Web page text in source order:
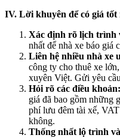
IV. Lời khuyên để có giá
Xác định rõ lịch trình
nhất để nhà xe báo giá
Liên hệ nhiều nhà xe
công ty cho thuê xe
xuyên Việt. Gửi yêu
Hỏi rõ các điều khoản:
giá đã bao gồm những
phí lưu đêm tài xế,
không.
Thống nhất lộ trình